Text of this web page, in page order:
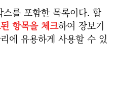
를 포함한 목록이다. 할
항목을 체크하여 장보기
에 유용하게 사용할 수 있